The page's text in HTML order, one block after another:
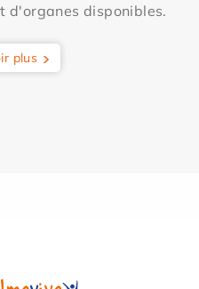
d'organes disponibles.
plus